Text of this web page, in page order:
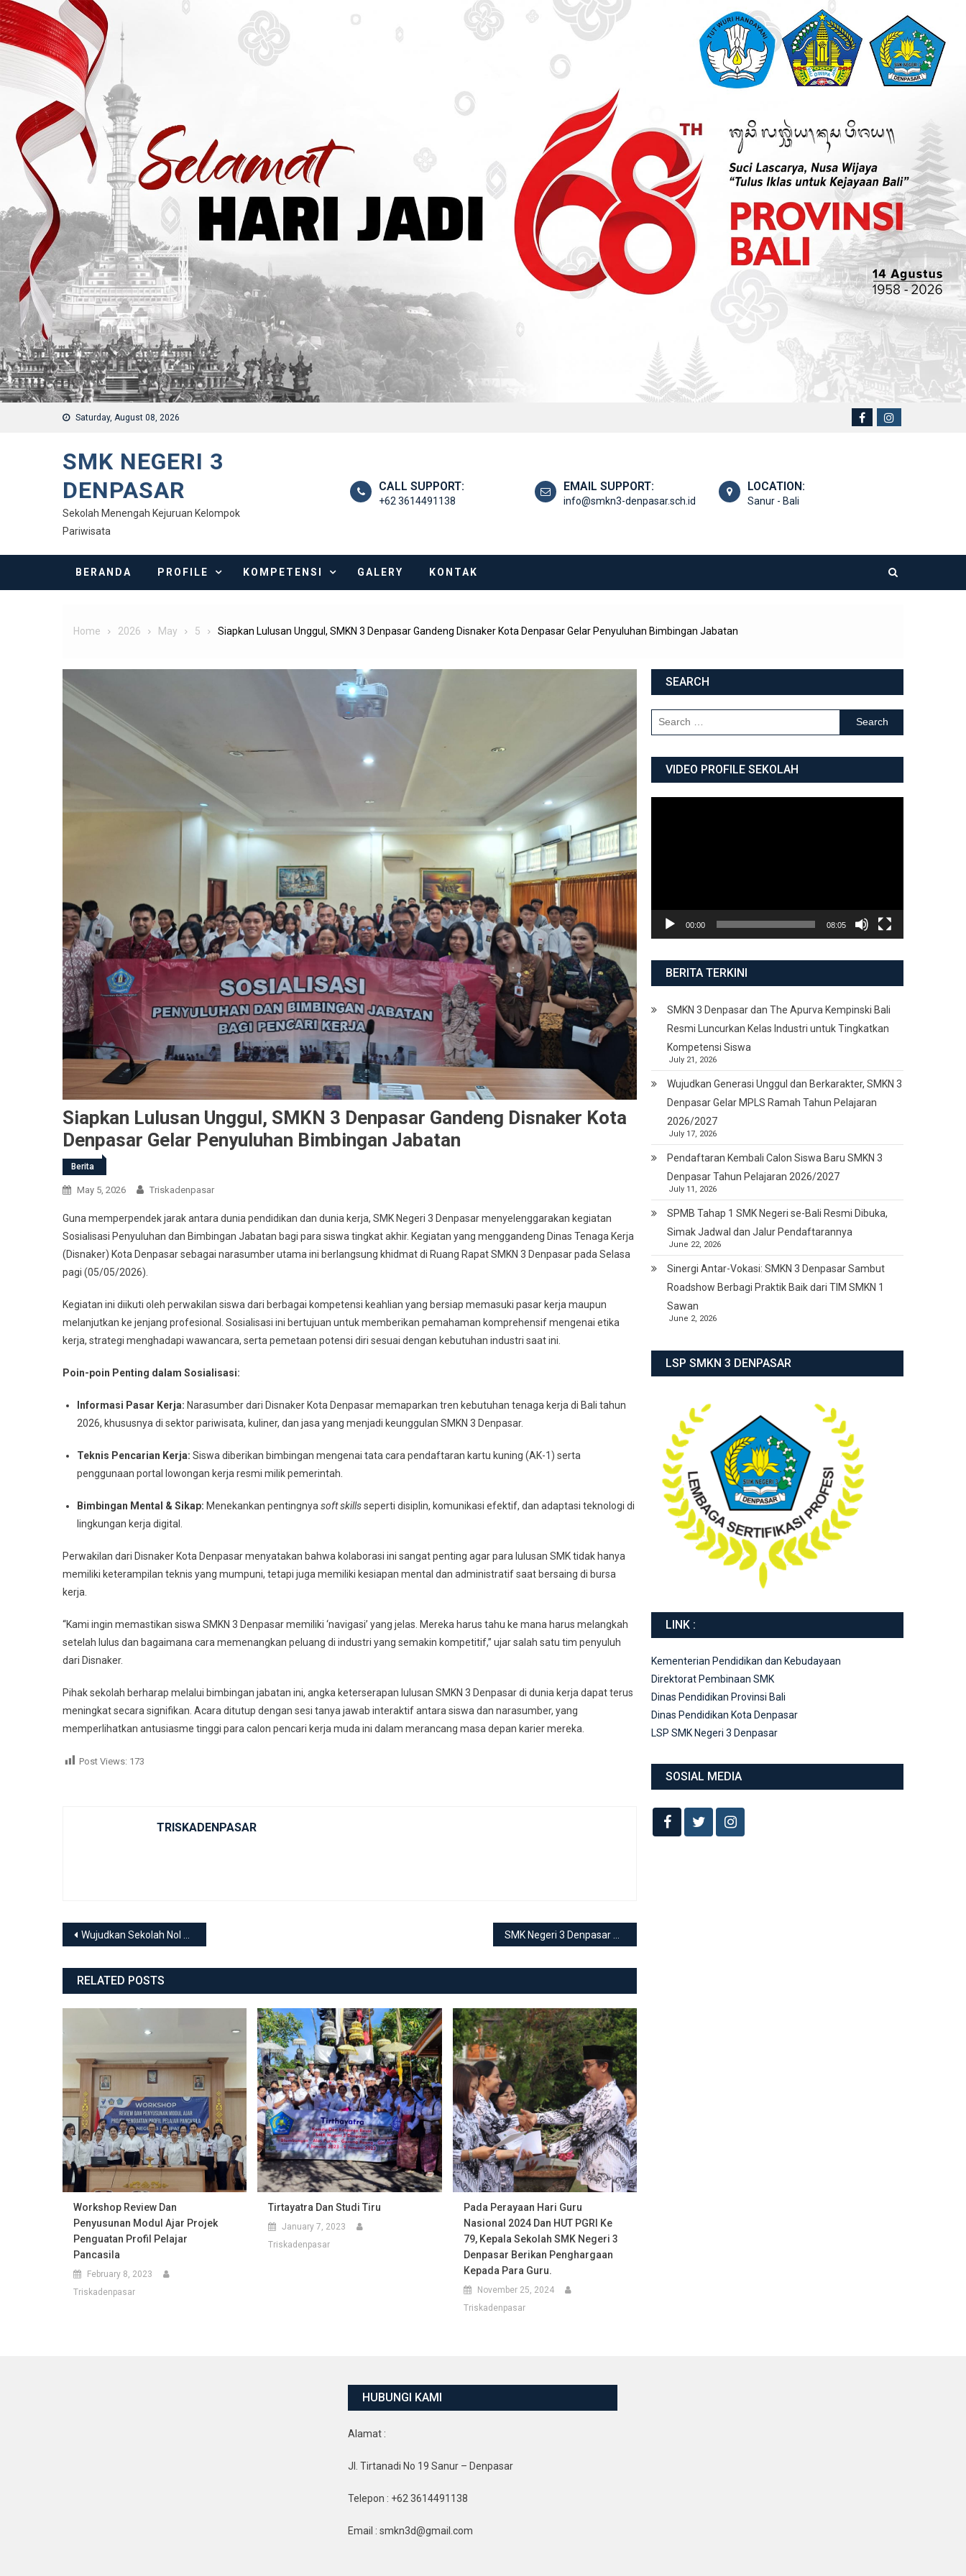
Skip to content
Saturday, August 08, 2026
SMK NEGERI 3
DENPASAR
Sekolah Menengah Kejuruan Kelompok
Pariwisata
CALL SUPPORT:
+62 3614491138
EMAIL SUPPORT:
info@smkn3-denpasar.sch.id
LOCATION:
Sanur - Bali
BERANDA PROFILE KOMPETENSI GALERY KONTAK
Home 2026 May 5 Siapkan Lulusan Unggul, SMKN 3 Denpasar Gandeng Disnaker Kota Denpasar Gelar Penyuluhan Bimbingan Jabatan
Siapkan Lulusan Unggul, SMKN 3 Denpasar Gandeng Disnaker Kota
Denpasar Gelar Penyuluhan Bimbingan Jabatan
Berita
May 5, 2026 Triskadenpasar
Guna memperpendek jarak antara dunia pendidikan dan dunia kerja, SMK Negeri 3 Denpasar menyelenggarakan kegiatan
Sosialisasi Penyuluhan dan Bimbingan Jabatan bagi para siswa tingkat akhir. Kegiatan yang menggandeng Dinas Tenaga Kerja
(Disnaker) Kota Denpasar sebagai narasumber utama ini berlangsung khidmat di Ruang Rapat SMKN 3 Denpasar pada Selasa
pagi (05/05/2026).
Kegiatan ini diikuti oleh perwakilan siswa dari berbagai kompetensi keahlian yang bersiap memasuki pasar kerja maupun
melanjutkan ke jenjang profesional. Sosialisasi ini bertujuan untuk memberikan pemahaman komprehensif mengenai etika
kerja, strategi menghadapi wawancara, serta pemetaan potensi diri sesuai dengan kebutuhan industri saat ini.
Poin-poin Penting dalam Sosialisasi:
Informasi Pasar Kerja: Narasumber dari Disnaker Kota Denpasar memaparkan tren kebutuhan tenaga kerja di Bali tahun
2026, khususnya di sektor pariwisata, kuliner, dan jasa yang menjadi keunggulan SMKN 3 Denpasar.
Teknis Pencarian Kerja: Siswa diberikan bimbingan mengenai tata cara pendaftaran kartu kuning (AK-1) serta
penggunaan portal lowongan kerja resmi milik pemerintah.
Bimbingan Mental & Sikap: Menekankan pentingnya soft skillsseperti disiplin, komunikasi efektif, dan adaptasi teknologi di
lingkungan kerja digital.
Perwakilan dari Disnaker Kota Denpasar menyatakan bahwa kolaborasi ini sangat penting agar para lulusan SMK tidak hanya
memiliki keterampilan teknis yang mumpuni, tetapi juga memiliki kesiapan mental dan administratif saat bersaing di bursa
kerja.
“Kami ingin memastikan siswa SMKN 3 Denpasar memiliki ‘navigasi’ yang jelas. Mereka harus tahu ke mana harus melangkah
setelah lulus dan bagaimana cara memenangkan peluang di industri yang semakin kompetitif,” ujar salah satu tim penyuluh
dari Disnaker.
Pihak sekolah berharap melalui bimbingan jabatan ini, angka keterserapan lulusan SMKN 3 Denpasar di dunia kerja dapat terus
meningkat secara signifikan. Acara ditutup dengan sesi tanya jawab interaktif antara siswa dan narasumber, yang
memperlihatkan antusiasme tinggi para calon pencari kerja muda ini dalam merancang masa depan karier mereka.
Post Views: 173
TRISKADENPASAR
Post navigation
Wujudkan Sekolah Nol Plastik, SMKN 3 Denpasar Deklarasikan Komitmen Bawa Tumbler dan Tempat Makan Mandiri
RELATED POSTS
Workshop Review Dan
Penyusunan Modul Ajar Projek
Penguatan Profil Pelajar
Pancasila
February 8, 2023
Triskadenpasar
Tirtayatra Dan Studi Tiru
January 7, 2023
Triskadenpasar
Pada Perayaan Hari Guru
Nasional 2024 Dan HUT PGRI Ke
79, Kepala Sekolah SMK Negeri 3
Denpasar Berikan Penghargaan
Kepada Para Guru.
November 25, 2024
Triskadenpasar
SEARCH
Search for:
VIDEO PROFILE SEKOLAH
00:00 08:05
BERITA TERKINI
SMKN 3 Denpasar dan The Apurva Kempinski Bali
Resmi Luncurkan Kelas Industri untuk Tingkatkan
Kompetensi Siswa
July 21, 2026
Wujudkan Generasi Unggul dan Berkarakter, SMKN 3
Denpasar Gelar MPLS Ramah Tahun Pelajaran
2026/2027
July 17, 2026
Pendaftaran Kembali Calon Siswa Baru SMKN 3
Denpasar Tahun Pelajaran 2026/2027
July 11, 2026
SPMB Tahap 1 SMK Negeri se-Bali Resmi Dibuka,
Simak Jadwal dan Jalur Pendaftarannya
June 22, 2026
Sinergi Antar-Vokasi: SMKN 3 Denpasar Sambut
Roadshow Berbagi Praktik Baik dari TIM SMKN 1
Sawan
June 2, 2026
LSP SMKN 3 DENPASAR
LINK :
Kementerian Pendidikan dan Kebudayaan
Direktorat Pembinaan SMK
Dinas Pendidikan Provinsi Bali
Dinas Pendidikan Kota Denpasar
LSP SMK Negeri 3 Denpasar
SOSIAL MEDIA
HUBUNGI KAMI
Alamat :
Jl. Tirtanadi No 19 Sanur – Denpasar
Telepon : +62 3614491138
Email : smkn3d@gmail.com